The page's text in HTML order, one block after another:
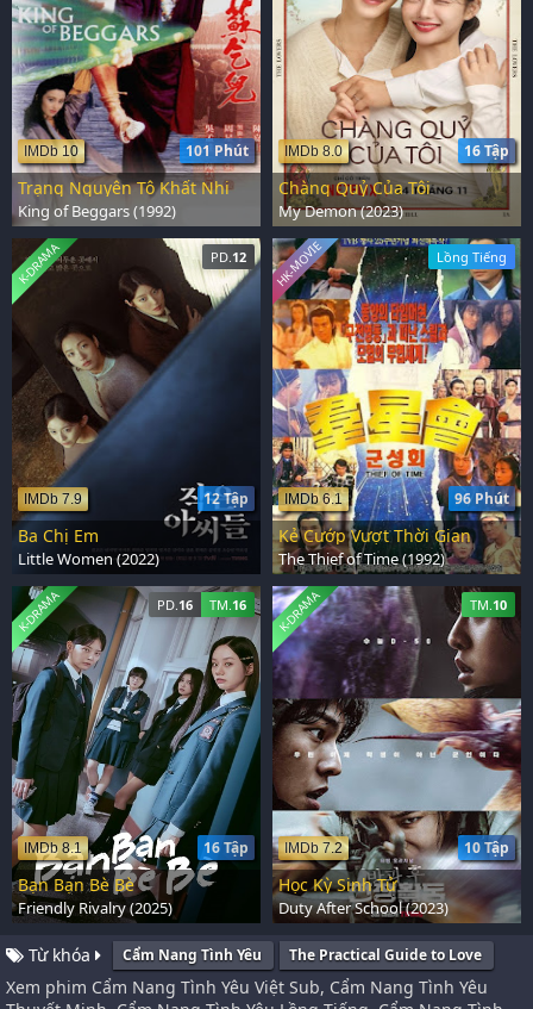
101 Phút
IMDb 10
Trạng Nguyên Tô Khất Nhi
King of Beggars (1992)
16 Tập
IMDb 8.0
Chàng Quỷ Của Tôi
My Demon (2023)
PD.12
12 Tập
IMDb 7.9
K-DRAMA
Ba Chị Em
Little Women (2022)
Lồng Tiếng
96 Phút
IMDb 6.1
HK-MOVIE
Kẻ Cướp Vượt Thời Gian
The Thief of Time (1992)
PD.16 TM.16
16 Tập
IMDb 8.1
K-DRAMA
Bạn Bạn Bè Bè
Friendly Rivalry (2025)
TM.10
10 Tập
IMDb 7.2
K-DRAMA
Học Kỳ Sinh Tử
Duty After School (2023)
Từ khóa Cẩm Nang Tình Yêu The Practical Guide to Love
Xem phim Cẩm Nang Tình Yêu Việt Sub, Cẩm Nang Tình Yêu